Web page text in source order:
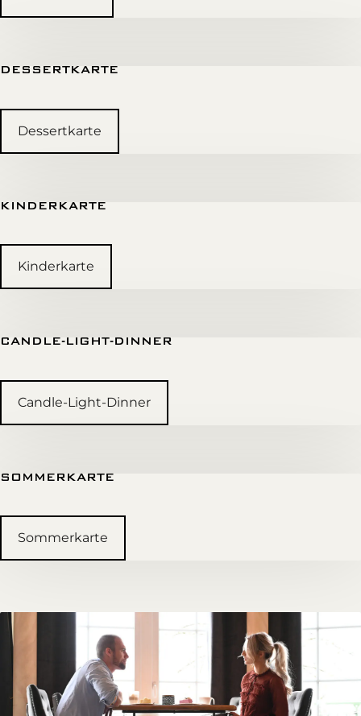
DESSERTKARTE
Dessertkarte
KINDERKARTE
Kinderkarte
CANDLE-LIGHT-DINNER
Candle-Light-Dinner
SOMMERKARTE
Sommerkarte